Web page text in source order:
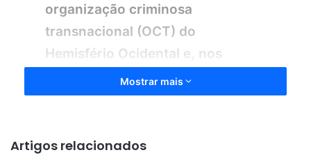
organização criminosa
transnacional (OCT) do
Hemisfério Ocidental e, nos
últimos anos, expandiu suas
operações globalmente, com
como Reino Unido, Turquia e
Mostrar mais
Artigos relacionados